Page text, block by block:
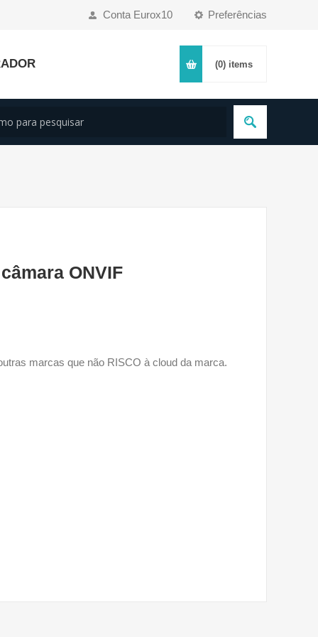
Preferências
Conta Eurox10
(0) items
ONVIF
marcas que não RISCO à cloud da marca.